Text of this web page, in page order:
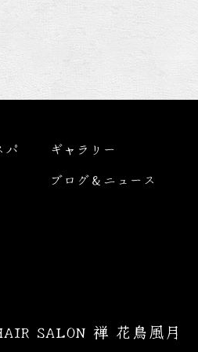
パ
ギャラリー
ブログ＆ニュース
SALON 禅 花鳥風月